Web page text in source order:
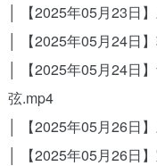
│ 【2025年05月23日
│ 【2025年05月24日
│ 【2025年05月24日
弦.mp4
│ 【2025年05月26日
│ 【2025年05月26日